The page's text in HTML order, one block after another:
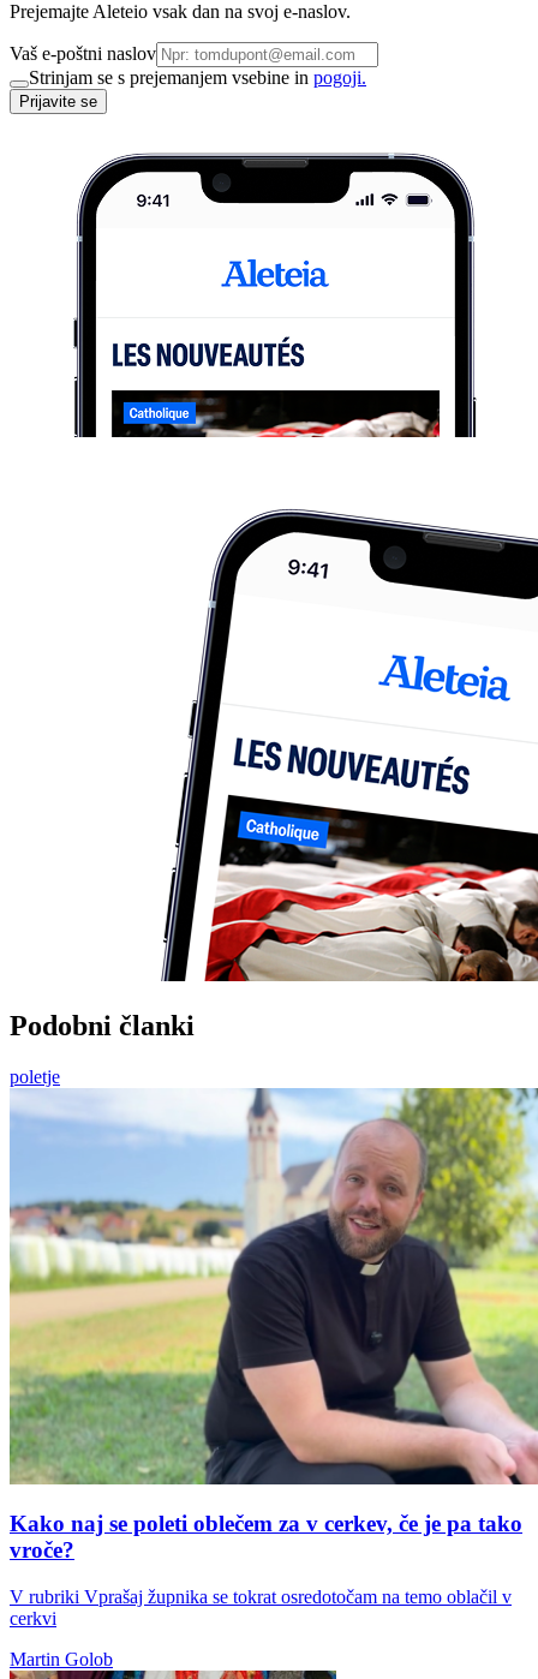
Prejemajte Aleteio vsak dan na svoj e-naslov.
Vaš e-poštni naslov
Strinjam se s prejemanjem vsebine in pogoji.
Prijavite se
Podobni članki
poletje
Kako naj se poleti oblečem za v cerkev, če je pa tako
vroče?
V rubriki Vprašaj župnika se tokrat osredotočam na temo oblačil v
cerkvi
Martin Golob